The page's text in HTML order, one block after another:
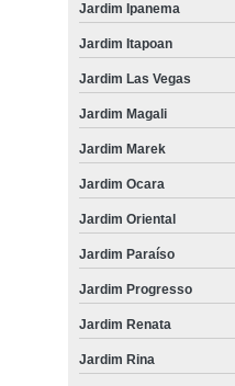
Jardim Ipanema
Jardim Itapoan
Jardim Las Vegas
Jardim Magali
Jardim Marek
Jardim Ocara
Jardim Oriental
Jardim Paraíso
Jardim Progresso
Jardim Renata
Jardim Rina